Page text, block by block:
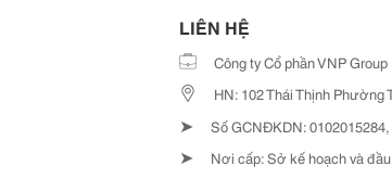
LIÊN HỆ
Công ty Cổ phần VNP Group
HN: 102 Thái Thịnh Phường
➤ Số GCNĐKDN:
➤ Nơi cấp: Sở kế hoạch và